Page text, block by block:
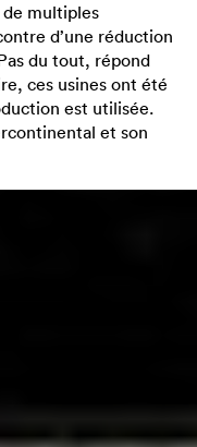
de multiples
d’une réduction
du tout, répond
ces usines ont été
est utilisée.
et son